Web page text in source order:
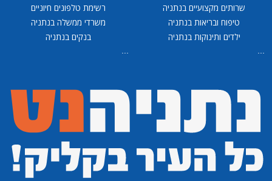
שרותים מקצועיים בנתניה
טיפוח ובריאות בנתניה
ילדים ותינוקות בנתניה
...
רשימת טלפונים חיוניים
משרדי ממשלה בנתניה
בנקים בנתניה
...